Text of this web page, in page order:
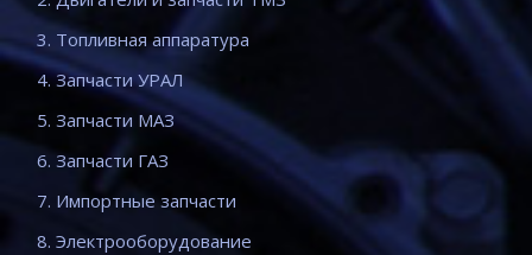
3. Топливная аппаратура
4. Запчасти УРАЛ
5. Запчасти МАЗ
6. Запчасти ГАЗ
7. Импортные запчасти
8. Электрооборудование